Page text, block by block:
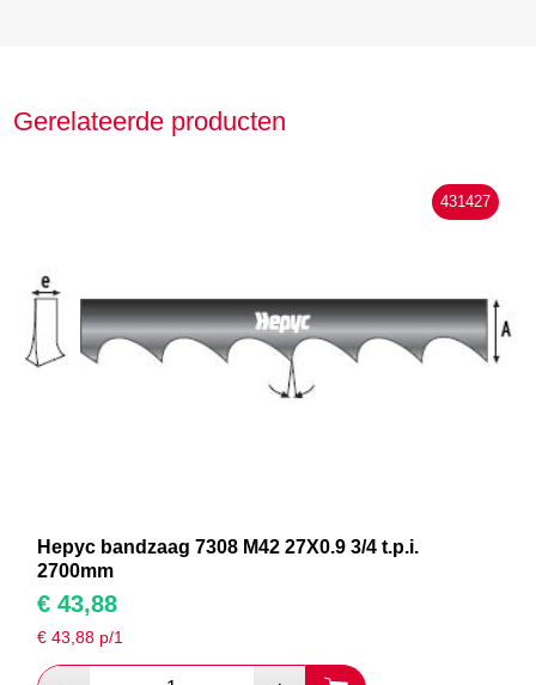
Gerelateerde producten
431427
Hepyc bandzaag 7308 M42 27X0.9 3/4 t.p.i.
2700mm
€ 43,88
€43,88 p/1